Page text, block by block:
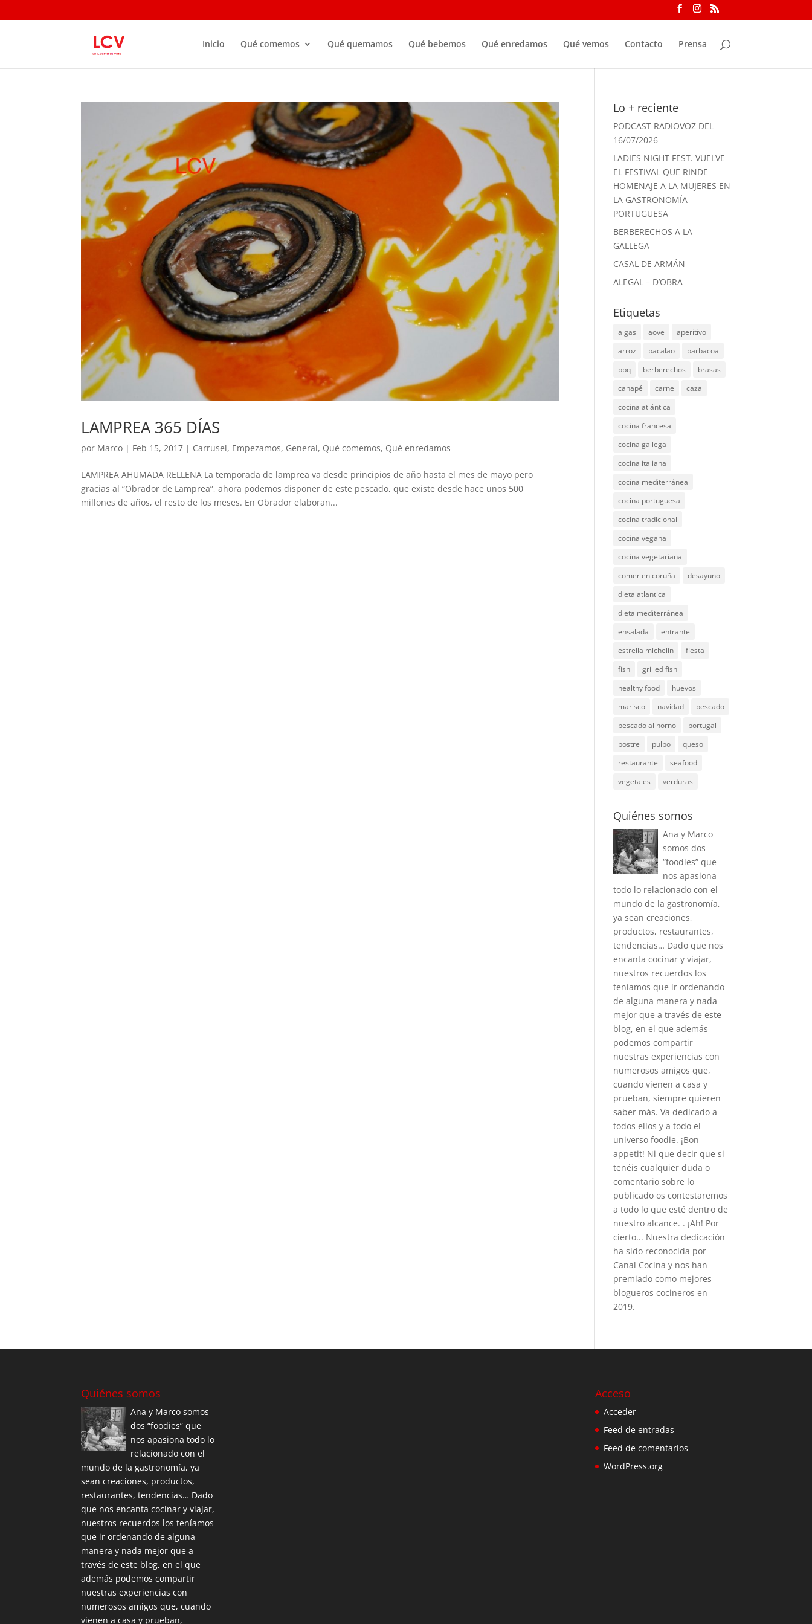
Inicio Qué comemos Qué quemamos Qué bebemos Qué enredamos Qué vemos Contacto Prensa
LAMPREA 365 DÍAS
por Marco | Feb 15, 2017 | Carrusel, Empezamos, General, Qué comemos, Qué enredamos
LAMPREA AHUMADA RELLENA La temporada de lamprea va desde principios de año hasta el mes de mayo pero
gracias al “Obrador de Lamprea”, ahora podemos disponer de este pescado, que existe desde hace unos 500
millones de años, el resto de los meses. En Obrador elaboran...
Lo + reciente
PODCAST RADIOVOZ DEL
16/07/2026
LADIES NIGHT FEST. VUELVE
EL FESTIVAL QUE RINDE
HOMENAJE A LA MUJERES EN
LA GASTRONOMÍA
PORTUGUESA
BERBERECHOS A LA
GALLEGA
CASAL DE ARMÁN
ALEGAL – D’OBRA
Etiquetas
algas aove
aperitivo
arroz
bacalao
barbacoa
bbq
berberechos
brasas
canapé
carne
caza
cocina atlántica
cocina francesa
cocina gallega
cocina italiana
cocina mediterránea
cocina portuguesa
cocina tradicional
cocina vegana
cocina vegetariana
comer en coruña
desayuno
dieta atlantica
dieta mediterránea
ensalada
entrante
estrella michelin
fiesta
fish
grilled fish
healthy food
huevos
marisco
navidad
pescado
pescado al horno
portugal
postre
pulpo
queso
restaurante
seafood
vegetales
verduras
Quiénes somos
Ana y Marco
somos dos
“foodies” que
nos apasiona
todo lo relacionado con el
mundo de la gastronomía,
ya sean creaciones,
productos, restaurantes,
tendencias… Dado que nos
encanta cocinar y viajar,
nuestros recuerdos los
teníamos que ir ordenando
de alguna manera y nada
mejor que a través de este
blog, en el que además
podemos compartir
nuestras experiencias con
numerosos amigos que,
cuando vienen a casa y
prueban, siempre quieren
saber más. Va dedicado a
todos ellos y a todo el
universo foodie. ¡Bon
appetit! Ni que decir que si
tenéis cualquier duda o
comentario sobre lo
publicado os contestaremos
a todo lo que esté dentro de
nuestro alcance. . ¡Ah! Por
cierto... Nuestra dedicación
ha sido reconocida por
Canal Cocina y nos han
premiado como mejores
blogueros cocineros en
2019.
Quiénes somos
Ana y Marco somos
dos “foodies” que
nos apasiona todo lo
relacionado con el
mundo de la gastronomía, ya
sean creaciones, productos,
restaurantes, tendencias… Dado
que nos encanta cocinar y viajar,
nuestros recuerdos los teníamos
que ir ordenando de alguna
manera y nada mejor que a
través de este blog, en el que
además podemos compartir
nuestras experiencias con
numerosos amigos que, cuando
vienen a casa y prueban,
Acceso
Acceder
Feed de entradas
Feed de comentarios
WordPress.org